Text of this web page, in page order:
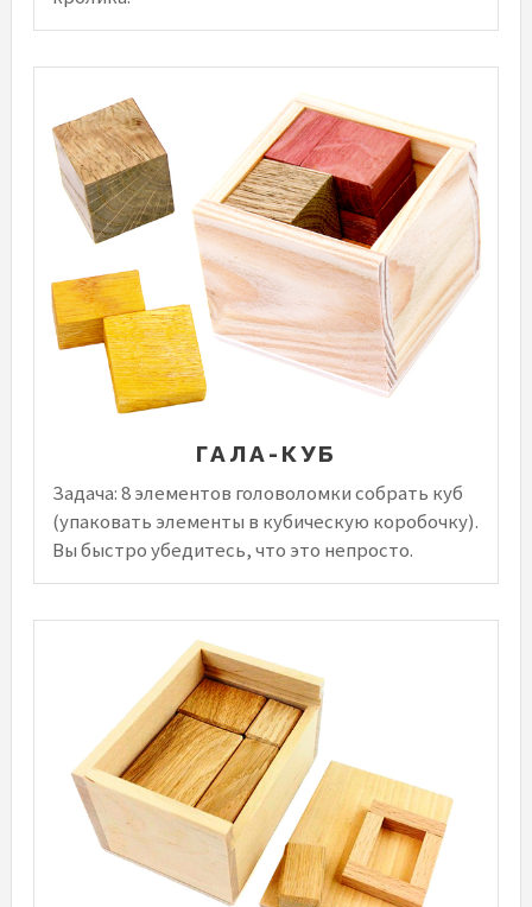
ГАЛА-КУБ
Задача: 8 элементов головоломки собрать куб
(упаковать элементы в кубическую коробочку).
Вы быстро убедитесь, что это непросто.